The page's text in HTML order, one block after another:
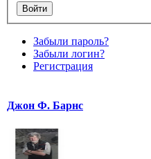
Забыли пароль?
Забыли логин?
Регистрация
Джон Ф. Барнс